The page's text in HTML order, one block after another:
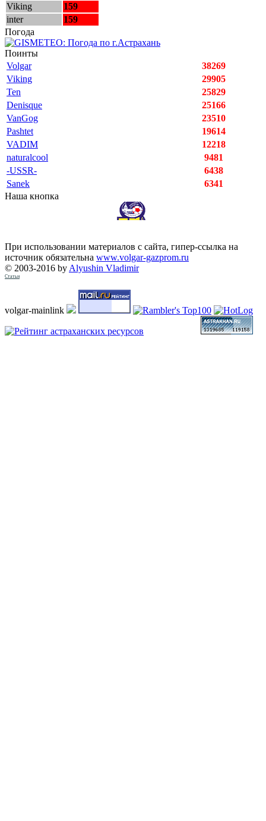
Viking
159
inter
159
Погода
Поинты
Volgar
38269
Viking
29905
Ten
25829
Denisque
25166
VanGog
23510
Pashtet
19614
VADIM
12218
naturalcool
9481
-USSR-
6438
Sanek
6341
Наша кнопка
При использовании материалов с сайта, гипер-ссылка на
источник обязательна www.volgar-gazprom.ru
© 2003-2016 by Alyushin Vladimir
Статьи
volgar-mainlink